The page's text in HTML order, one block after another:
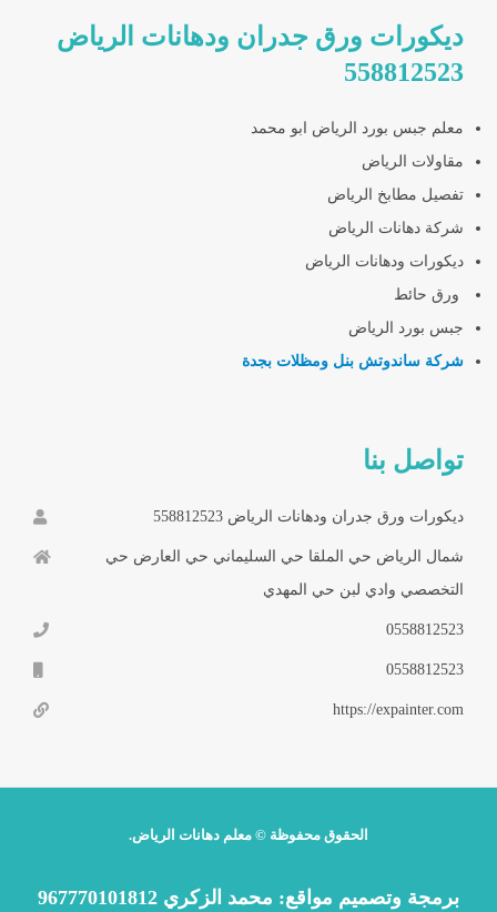
ديكورات ورق جدران ودهانات الرياض
558812523
معلم جبس بورد الرياض ابو محمد
مقاولات الرياض
تفصيل مطابخ الرياض
شركة دهانات الرياض
ديكورات ودهانات الرياض
ورق حائط
جبس بورد الرياض
شركة ساندوتش بنل ومظلات بجدة
تواصل بنا
ديكورات ورق جدران ودهانات الرياض 558812523
شمال الرياض حي الملقا حي السليماني حي العارض حي
التخصصي وادي لبن حي المهدي
0558812523
0558812523
https://expainter.com
الحقوق محفوظة © معلم دهانات الرياض.
برمجة وتصميم مواقع: محمد الزكري 9 67770101812